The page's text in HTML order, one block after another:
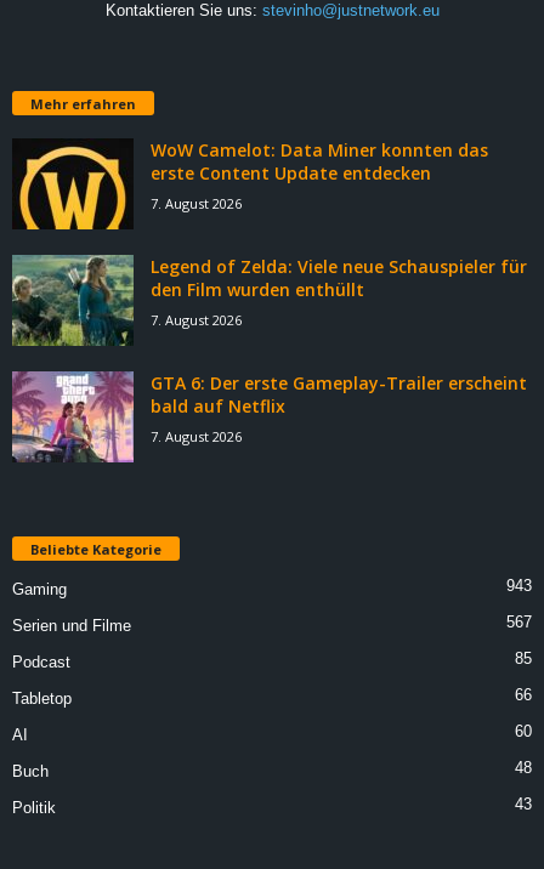
Kontaktieren Sie uns: stevinho@justnetwork.eu
Mehr erfahren
WoW Camelot: Data Miner konnten das
erste Content Update entdecken
7. August 2026
Legend of Zelda: Viele neue Schauspieler für
den Film wurden enthüllt
7. August 2026
GTA 6: Der erste Gameplay-Trailer erscheint
bald auf Netflix
7. August 2026
Beliebte Kategorie
Gaming 943
Serien und Filme 567
Podcast 85
Tabletop 66
AI 60
Buch 48
Politik 43